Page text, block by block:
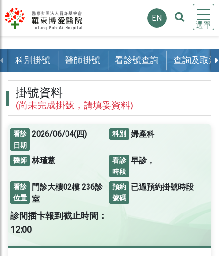
選單
EN
科別掛號 醫師掛號 看診號查詢 查詢及取消
掛號資料
(尚未完成掛號，請填妥資料)
看診
日期
2026/06/04(四) 科別 婦產科
醫師 林瑾薏
看診
時段
早診，
看診
位置
門診大樓02樓236診
室
預約
號碼
已過預約掛號時段
診間插卡報到截止時間：
12:00